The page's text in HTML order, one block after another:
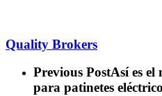
Quality Brokers
Previous PostAsí es el
para patinetes